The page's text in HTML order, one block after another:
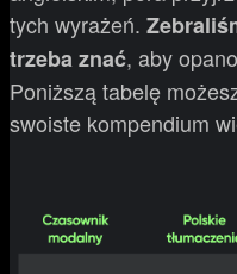
tych wyrażeń.
trzeba znać, aby
Poniższą tabelę
swoiste kompendium